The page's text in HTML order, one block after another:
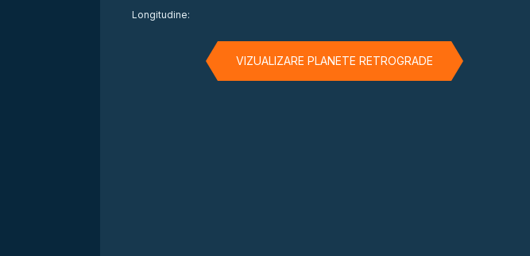
Longitudine:
VIZUALIZARE PLANETE RETROGRADE